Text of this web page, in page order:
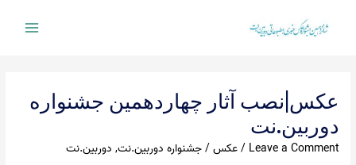
content
Main
عکس|نصب آثار چهاردهمین جشنواره
دوربین.نت
Leave a Comment
/عکس/جشنواره دوربین.نت, دوربین.نت